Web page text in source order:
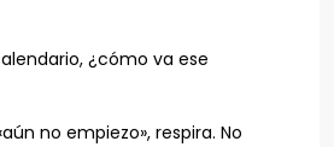
¿cómo va ese
no empiezo», respira. No